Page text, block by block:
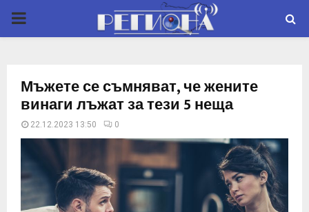
P
M
A
Мъжете се съмняват, че жените
винаги лъжат за тези 5 неща
22.12.2023 13:50 0